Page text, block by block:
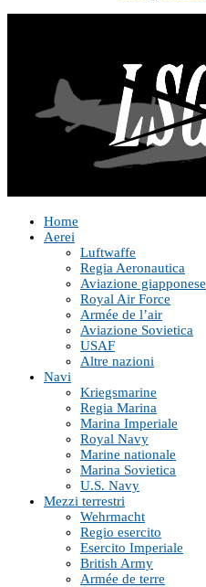
Home
Aerei
Luftwaffe
Regia Aeronautica
Aviazione giapponese
Royal Air Force
Armée de l’air
Aviazione Sovietica
USAF
Altre nazioni
Navi
Kriegsmarine
Regia Marina
Marina Imperiale
Royal Navy
Marine nationale
Marina Sovietica
U.S. Navy
Mezzi terrestri
Wehrmacht
Regio esercito
Esercito Imperiale
British Army
Armée de terre